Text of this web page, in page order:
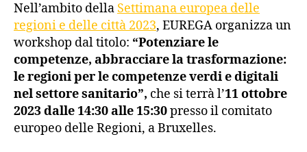
Nell’ambito della Settimana europea delle
regioni e delle città 2023, EUREGA organizza un
workshop dal titolo: “Potenziare le
competenze, abbracciare la trasformazione:
le regioni per le competenze verdi e digitali
nel settore sanitario”, che si terrà l’11 ottobre
2023 dalle 14:30 alle 15:30presso il comitato
europeo delle Regioni, a Bruxelles.